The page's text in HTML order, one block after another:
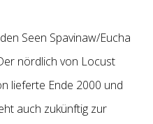
Seen Spavinaw/Eucha
nördlich von Locust
lieferte Ende 2000 und
auch zukünftig zur